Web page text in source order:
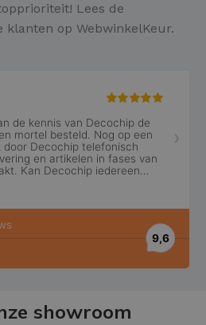
Lees de
klanten op WebwinkelKeur.
showroom